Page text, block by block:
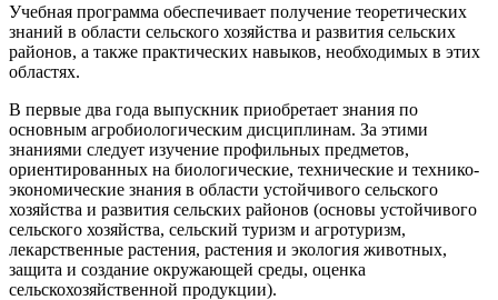
Учебная программа обеспечивает получение теоретических
знаний в области сельского хозяйства и развития сельских
районов, а также практических навыков, необходимых в этих
областях.
В первые два года выпускник приобретает знания по
основным агробиологическим дисциплинам. За этими
знаниями следует изучение профильных предметов,
ориентированных на биологические, технические и технико-
экономические знания в области устойчивого сельского
хозяйства и развития сельских районов (основы устойчивого
сельского хозяйства, сельский туризм и агротуризм,
лекарственные растения, растения и экология животных,
защита и создание окружающей среды, оценка
сельскохозяйственной продукции).